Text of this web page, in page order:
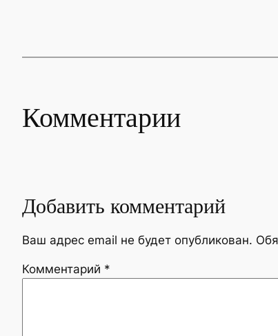
Комментарии
Добавить комментарий
Ваш адрес email не будет опубликован.
Комментарий *